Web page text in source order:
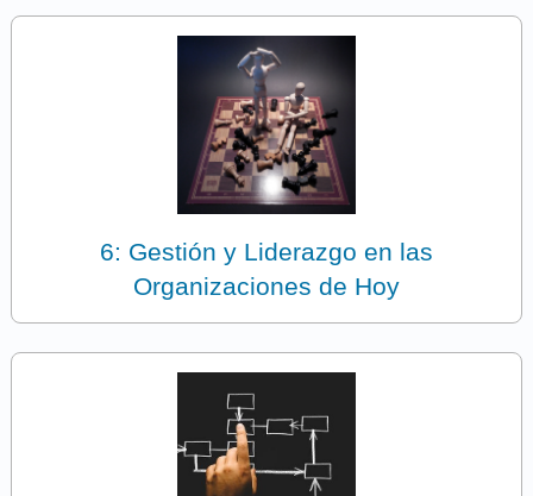
6: Gestión y Liderazgo en las
Organizaciones de Hoy